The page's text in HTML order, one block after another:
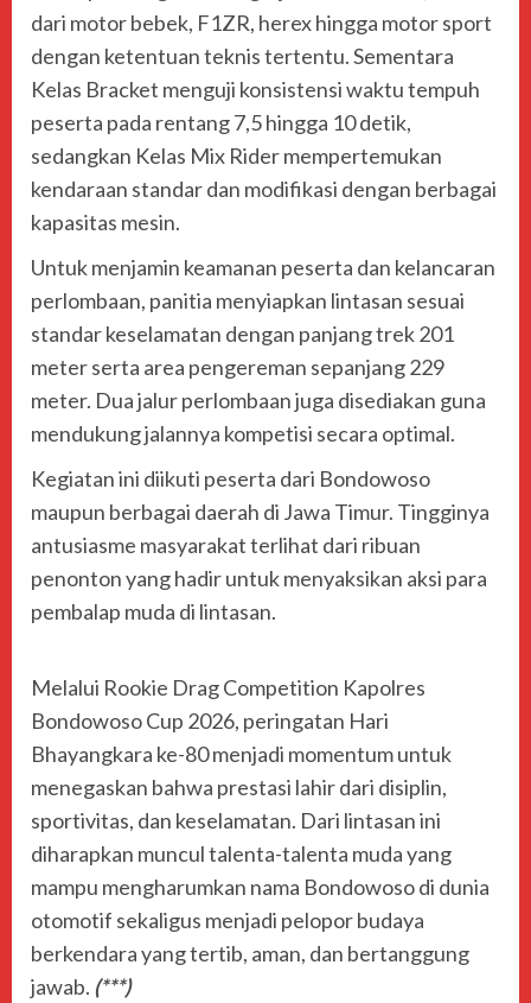
dari motor bebek, F1ZR, herex hingga motor sport
dengan ketentuan teknis tertentu. Sementara
Kelas Bracket menguji konsistensi waktu tempuh
peserta pada rentang 7,5 hingga 10 detik,
sedangkan Kelas Mix Rider mempertemukan
kendaraan standar dan modifikasi dengan berbagai
kapasitas mesin.
Untuk menjamin keamanan peserta dan kelancaran
perlombaan, panitia menyiapkan lintasan sesuai
standar keselamatan dengan panjang trek 201
meter serta area pengereman sepanjang 229
meter. Dua jalur perlombaan juga disediakan guna
mendukung jalannya kompetisi secara optimal.
Kegiatan ini diikuti peserta dari Bondowoso
maupun berbagai daerah di Jawa Timur. Tingginya
antusiasme masyarakat terlihat dari ribuan
penonton yang hadir untuk menyaksikan aksi para
pembalap muda di lintasan.
Melalui Rookie Drag Competition Kapolres
Bondowoso Cup 2026, peringatan Hari
Bhayangkara ke-80 menjadi momentum untuk
menegaskan bahwa prestasi lahir dari disiplin,
sportivitas, dan keselamatan. Dari lintasan ini
diharapkan muncul talenta-talenta muda yang
mampu mengharumkan nama Bondowoso di dunia
otomotif sekaligus menjadi pelopor budaya
berkendara yang tertib, aman, dan bertanggung
jawab. (***)